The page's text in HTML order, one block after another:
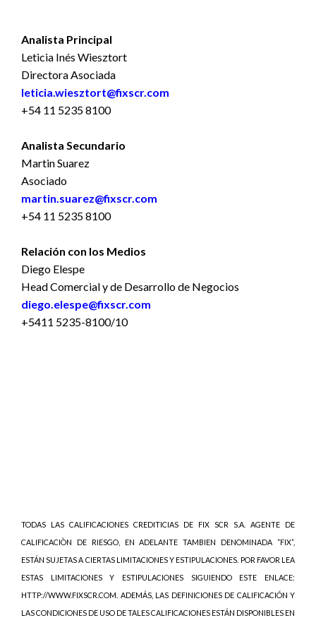
Analista Principal
Leticia Inés Wiesztort
Directora Asociada
leticia.wiesztort@fixscr.com
+54 11 5235 8100
Analista Secundario
Martin Suarez
Asociado
martin.suarez@fixscr.com
+54 11 5235 8100
Relación con los Medios
Diego Elespe
Head Comercial y de Desarrollo de Negocios
diego.elespe@fixscr.com
+5411 5235-8100/10
TODAS LAS CALIFICACIONES CREDITICIAS DE FIX SCR S.A. AGENTE DE
CALIFICACIÒN DE RIESGO, EN ADELANTE TAMBIEN DENOMINADA “FIX”,
ESTÁN SUJETAS A CIERTAS LIMITACIONES Y ESTIPULACIONES. POR FAVOR LEA
ESTAS LIMITACIONES Y ESTIPULACIONES SIGUIENDO ESTE ENLACE:
HTTP://WWW.FIXSCR.COM. ADEMÁS, LAS DEFINICIONES DE CALIFICACIÓN Y
LAS CONDICIONES DE USO DE TALES CALIFICACIONES ESTÁN DISPONIBLES EN